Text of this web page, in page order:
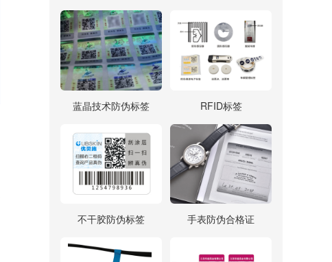
蓝晶技术防伪标签 RFID标签
不干胶防伪标签 手表防伪合格证